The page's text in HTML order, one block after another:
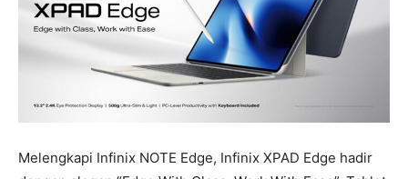
Melengkapi Infinix NOTE Edge, Infinix XPAD Edge hadir